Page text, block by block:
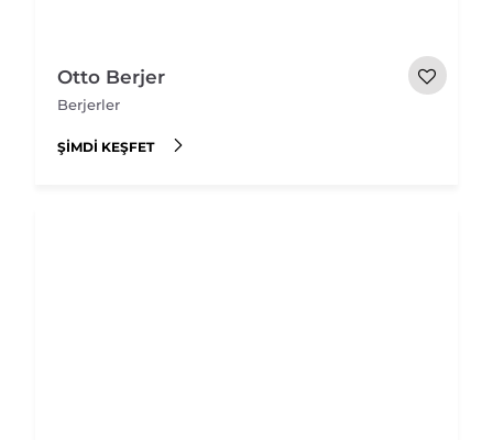
Otto Berjer
Berjerler
ŞIMDI KEŞFET